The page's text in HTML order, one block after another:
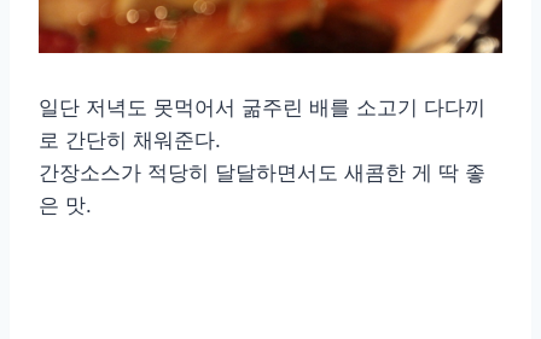
일단 저녁도 못먹어서 굶주린 배를 소고기 다다끼
로 간단히 채워준다.
간장소스가 적당히 달달하면서도 새콤한 게 딱 좋
은 맛.